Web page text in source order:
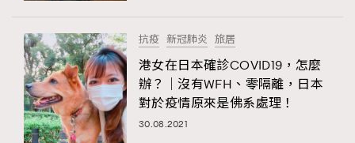
抗疫 新冠肺炎 旅居
港女在日本確診COVID19，怎麼
辦？｜沒有WFH、零隔離，日本
對於疫情原來是佛系處理！
30.08.2021